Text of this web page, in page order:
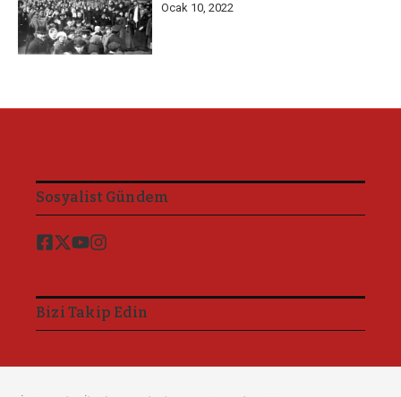
Ocak 10, 2022
Sosyalist Gündem
Bizi Takip Edin